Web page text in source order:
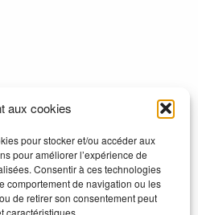
aux cookies
pour stocker et/ou accéder aux
pour améliorer l’expérience de
Consentir à ces technologies
comportement de navigation ou les
de retirer son consentement peut
caractéristiques.